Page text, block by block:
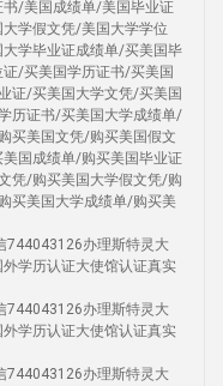
/美国成绩单/美国毕业证
学假文凭/美国大学学位
学毕业证成绩单/买美国毕
/买美国学历证书/买美国
证/买美国大学文凭/买美国
历证书/买美国大学成绩单/
买美国文凭/购买美国假文
国成绩单/购买美国毕业证
凭/购买美国大学假文凭/购
买美国大学成绩单/购买美
744043126办理斯特灵大
学历认证大使馆认证真实
744043126办理斯特灵大
学历认证大使馆认证真实
744043126办理斯特灵大